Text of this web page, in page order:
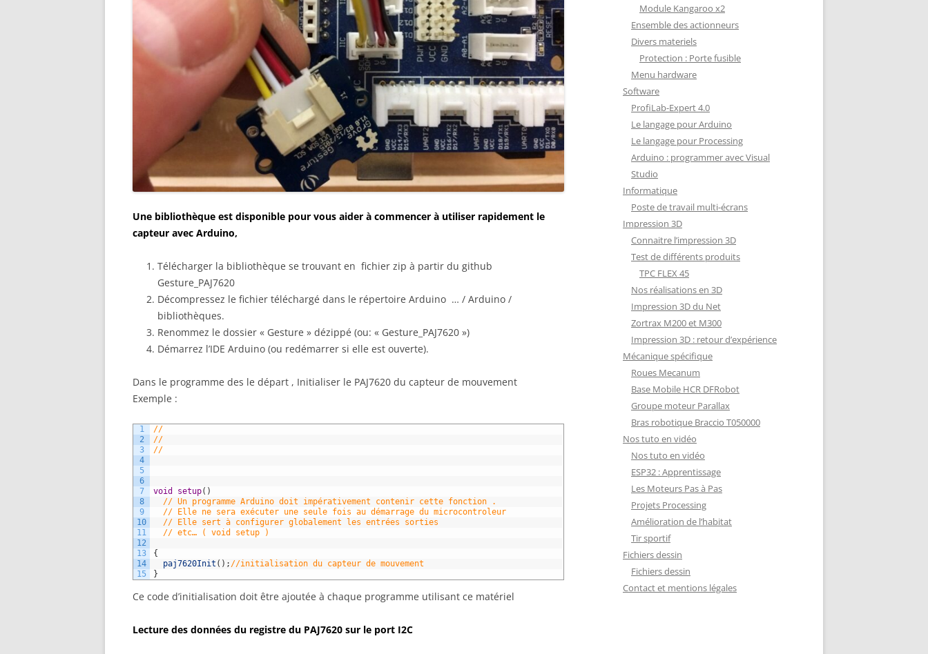
Une bibliothèque est disponible pour vous aider à commencer à utiliser rapidement le
capteur avec Arduino,
Télécharger la bibliothèque se trouvant en fichier zip à partir du github
Gesture_PAJ7620
Décompressez le fichier téléchargé dans le répertoire Arduino … / Arduino /
bibliothèques.
Renommez le dossier « Gesture » dézippé (ou: « Gesture_PAJ7620 »)
Démarrez l’IDE Arduino (ou redémarrer si elle est ouverte).
Dans le programme des le départ , Initialiser le PAJ7620 du capteur de mouvement
Exemple :
1
2
3
4
5
6
7
8
9
10
11
12
13
14
15
//
//
//
void setup( )
// Un programme Arduino doit impérativement contenir cette fonction .
// Elle ne sera exécuter une seule fois au démarrage du microcontroleur
// Elle sert à configurer globalement les entrées sorties
// etc… ( void setup )
{
paj7620Init ( ) ; //initialisation du capteur de mouvement
}
Ce code d’initialisation doit être ajoutée à chaque programme utilisant ce matériel
Lecture des données du registre du PAJ7620 sur le port I2C
Module Kangaroo x2
Ensemble des actionneurs
Divers materiels
Protection : Porte fusible
Menu hardware
Software
ProfiLab-Expert 4.0
Le langage pour Arduino
Le langage pour Processing
Arduino : programmer avec Visual
Studio
Informatique
Poste de travail multi-écrans
Impression 3D
Connaitre l’impression 3D
Test de différents produits
TPC FLEX 45
Nos réalisations en 3D
Impression 3D du Net
Zortrax M200 et M300
Impression 3D : retour d’expérience
Mécanique spécifique
Roues Mecanum
Base Mobile HCR DFRobot
Groupe moteur Parallax
Bras robotique Braccio T050000
Nos tuto en vidéo
Nos tuto en vidéo
ESP32 : Apprentissage
Les Moteurs Pas à Pas
Projets Processing
Amélioration de l’habitat
Tir sportif
Fichiers dessin
Fichiers dessin
Contact et mentions légales